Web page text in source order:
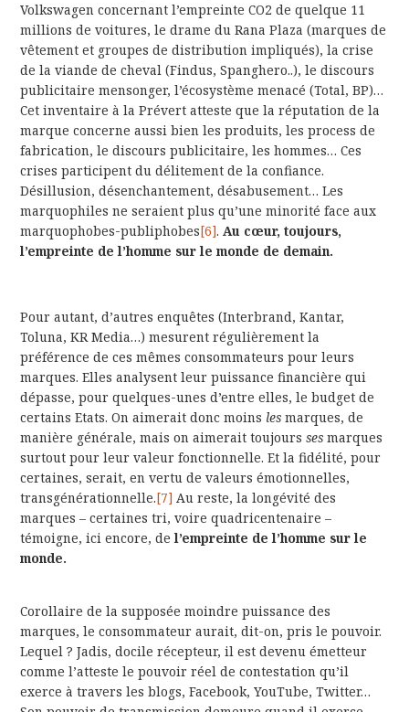
Volkswagen concernant l’empreinte CO2 de quelque 11
millions de voitures, le drame du Rana Plaza (marques de
vêtement et groupes de distribution impliqués), la crise
de la viande de cheval (Findus, Spanghero..), le discours
publicitaire mensonger, l’écosystème menacé (Total, BP)…
Cet inventaire à la Prévert atteste que la réputation de la
marque concerne aussi bien les produits, les process de
fabrication, le discours publicitaire, les hommes… Ces
crises participent du délitement de la confiance.
Désillusion, désenchantement, désabusement… Les
marquophiles ne seraient plus qu’une minorité face aux
marquophobes-publiphobes[6].Au cœur, toujours,
l’empreinte de l’homme sur le monde de demain.
Pour autant, d’autres enquêtes (Interbrand, Kantar,
Toluna, KR Media…) mesurent régulièrement la
préférence de ces mêmes consommateurs pour leurs
marques. Elles analysent leur puissance financière qui
dépasse, pour quelques-unes d’entre elles, le budget de
certains Etats. On aimerait donc moins les marques, de
manière générale, mais on aimerait toujoursses marques
surtout pour leur valeur fonctionnelle. Et la fidélité, pour
certaines, serait, en vertu de valeurs émotionnelles,
transgénérationnelle.[7] Au reste, la longévité des
marques – certaines tri, voire quadricentenaire –
témoigne, ici encore, del’empreinte de l’homme sur le
monde.
Corollaire de la supposée moindre puissance des
marques, le consommateur aurait, dit-on, pris le pouvoir.
Lequel ? Jadis, docile récepteur, il est devenu émetteur
comme l’atteste le pouvoir réel de contestation qu’il
exerce à travers les blogs, Facebook, YouTube, Twitter…